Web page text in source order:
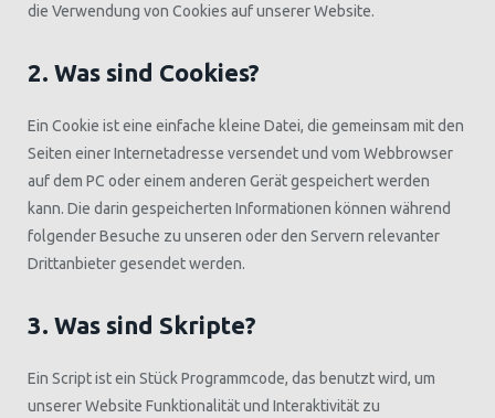
die Verwendung von Cookies auf unserer Website.
2. Was sind Cookies?
Ein Cookie ist eine einfache kleine Datei, die gemeinsam mit den
Seiten einer Internetadresse versendet und vom Webbrowser
auf dem PC oder einem anderen Gerät gespeichert werden
kann. Die darin gespeicherten Informationen können während
folgender Besuche zu unseren oder den Servern relevanter
Drittanbieter gesendet werden.
3. Was sind Skripte?
Ein Script ist ein Stück Programmcode, das benutzt wird, um
unserer Website Funktionalität und Interaktivität zu